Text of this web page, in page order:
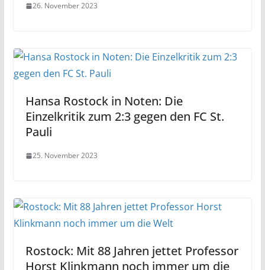
26. November 2023
Hansa Rostock in Noten: Die
Einzelkritik zum 2:3 gegen den FC St.
Pauli
25. November 2023
Rostock: Mit 88 Jahren jettet Professor
Horst Klinkmann noch immer um die